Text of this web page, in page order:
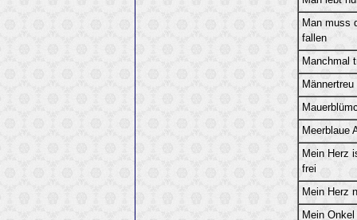
Man muss
fallen
Manchmal
Männertreu
Meerblaue
Mein Herz
frei
Mein Herz
Mein